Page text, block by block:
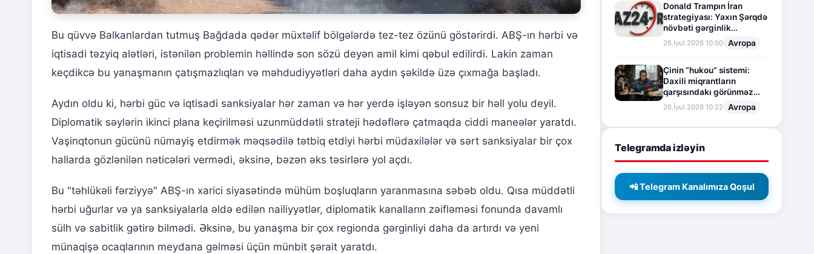
Bu qüvvə Balkanlardan tutmuş Bağdada qədər müxtəlif bölgələrdə tez-tez özünü göstərirdi. ABŞ-ın hərbi və
iqtisadi təzyiq alətləri, istənilən problemin həllində son sözü deyən amil kimi qəbul edilirdi. Lakin zaman
keçdikcə bu yanaşmanın çatışmazlıqları və məhdudiyyətləri daha aydın şəkildə üzə çıxmağa başladı.
Aydın oldu ki, hərbi güc və iqtisadi sanksiyalar hər zaman və hər yerdə işləyən sonsuz bir həll yolu deyil.
Diplomatik səylərin ikinci plana keçirilməsi uzunmüddətli strateji hədəflərə çatmaqda ciddi maneələr yaratdı.
Vaşinqtonun gücünü nümayiş etdirmək məqsədilə tətbiq etdiyi hərbi müdaxilələr və sərt sanksiyalar bir çox
hallarda gözlənilən nəticələri vermədi, əksinə, bəzən əks təsirlərə yol açdı.
Bu "təhlükəli fərziyyə" ABŞ-ın xarici siyasətində mühüm boşluqların yaranmasına səbəb oldu. Qısa müddətli
hərbi uğurlar və ya sanksiyalarla əldə edilən nailiyyətlər, diplomatik kanalların zəifləməsi fonunda davamlı
sülh və sabitlik gətirə bilmədi. Əksinə, bu yanaşma bir çox regionda gərginliyi daha da artırdı və yeni
münaqişə ocaqlarının meydana gəlməsi üçün münbit şərait yaratdı.
Donald Trampın İran
strategiyası: Yaxın Şərqdə
növbəti gərginlik
mərhələsi
26.İyul.2026 10:50 Avropa
Çinin “hukou” sistemi:
Daxili miqrantların
qarşısındakı görünməz
sədd
26.İyul.2026 10:22 Avropa
Telegramda izləyin
📲 Telegram Kanalımıza Qoşul